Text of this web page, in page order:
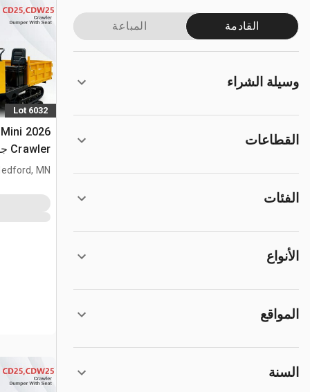
القادمة المباعة
وسيلة الشراء
القطاعات
الفئات
الأنواع
المواقع
السنة
Lot 6032
Mini
Crawler جرار نقل (Unused)
MN